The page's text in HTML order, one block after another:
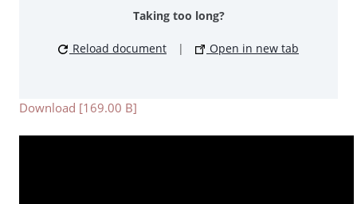
Taking too long?
Reload document | Open in new tab
Download [169.00 B]